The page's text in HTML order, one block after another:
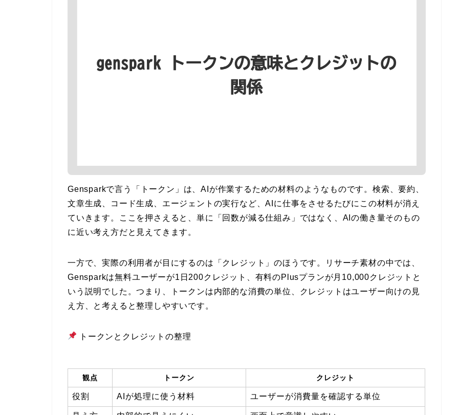
Gensparkで言う「トークン」は、AIが作業するための材料のようなものです。検索、要約、
文章生成、コード生成、エージェントの実行など、AIに仕事をさせるたびにこの材料が消え
ていきます。ここを押さえると、単に「回数が減る仕組み」ではなく、AIの働き量そのもの
に近い考え方だと見えてきます。
一方で、実際の利用者が目にするのは「クレジット」のほうです。リサーチ素材の中では、
Gensparkは無料ユーザーが1日200クレジット、有料のPlusプランが月10,000クレジットと
いう説明でした。つまり、トークンは内部的な消費の単位、クレジットはユーザー向けの見
え方、と考えると整理しやすいです。
トークンとクレジットの整理
観点 トークン クレジット
役割 AIが処理に使う材料 ユーザーが消費量を確認する単位